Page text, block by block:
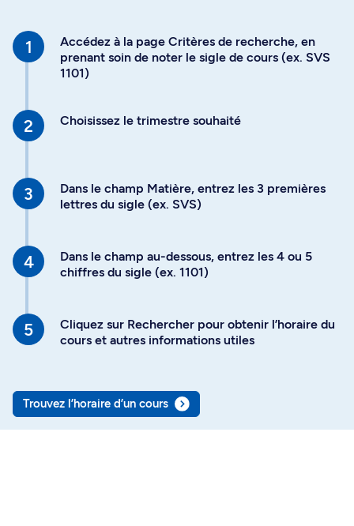
Accédez à la page Critères de recherche, en
prenant soin de noter le sigle de cours (ex. SVS
1101)
Choisissez le trimestre souhaité
Dans le champ Matière, entrez les 3 premières
lettres du sigle (ex. SVS)
Dans le champ au-dessous, entrez les 4 ou 5
chiffres du sigle (ex. 1101)
Cliquez sur Rechercher pour obtenir l’horaire du
cours et autres informations utiles
Trouvez l’horaire d’un cours